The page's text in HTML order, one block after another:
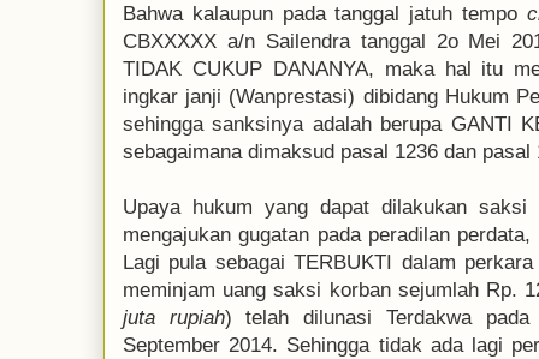
Bahwa kalaupun pada tanggal jatuh tempo
CBXXXXX a/n Sailendra tanggal 2o Mei
TIDAK CUKUP DANANYA, maka hal itu
ingkar janji (Wanprestasi) dibidang Hukum
sehingga sanksinya adalah berupa GANTI
sebagaimana dimaksud pasal 1236 dan pasal
Upaya hukum yang dapat dilakukan saksi
mengajukan gugatan pada peradilan
Lagi pula sebagai TERBUKTI dalam
meminjam uang saksi korban sejumlah Rp.
juta rupiah) telah dilunasi Terdakwa
September 2014. Sehingga tidak ada lagi